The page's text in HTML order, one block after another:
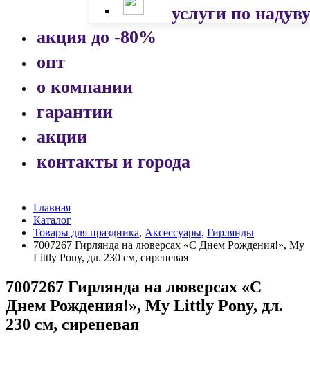
услуги по надуву
акция до -80%
опт
о компании
гарантии
акции
контакты и города
Главная
Каталог
Товары для праздника, Аксессуары, Гирлянды
7007267 Гирлянда на люверсах «С Днем Рождения!», My
Littly Pony, дл. 230 см, сиреневая
7007267 Гирлянда на люверсах «С
Днем Рождения!», My Littly Pony, дл.
230 см, сиреневая